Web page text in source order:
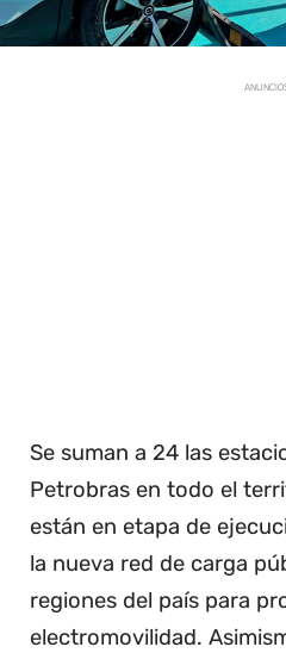
Se suman a 24 las
Petrobras en todo el
están en etapa de
la nueva red de carga
regiones del país para
electromovilidad.